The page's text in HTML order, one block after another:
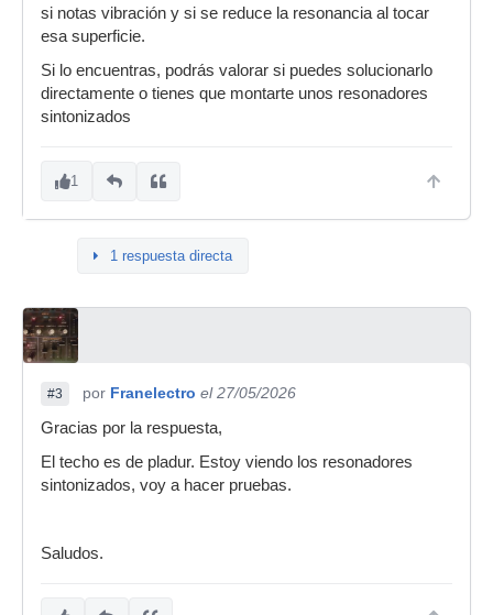
si notas vibración y si se reduce la resonancia al tocar
esa superficie.
Si lo encuentras, podrás valorar si puedes solucionarlo
directamente o tienes que montarte unos resonadores
sintonizados
1
1 respuesta directa
#3 por Franelectro el 27/05/2026
Gracias por la respuesta,
El techo es de pladur. Estoy viendo los resonadores
sintonizados, voy a hacer pruebas.
Saludos.